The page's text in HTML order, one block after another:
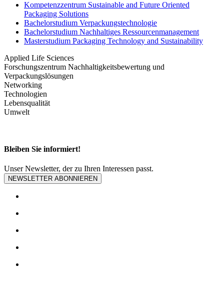
Kompetenzzentrum Sustainable and Future Oriented
Packaging Solutions
Bachelorstudium Verpackungstechnologie
Bachelorstudium Nachhaltiges Ressourcenmanagement
Masterstudium Packaging Technology and Sustainability
Applied Life Sciences
Forschungszentrum Nachhaltigkeitsbewertung und
Verpackungslösungen
Networking
Technologien
Lebensqualität
Umwelt
Bleiben Sie informiert!
Unser Newsletter, der zu Ihren Interessen passt.
NEWSLETTER ABONNIEREN